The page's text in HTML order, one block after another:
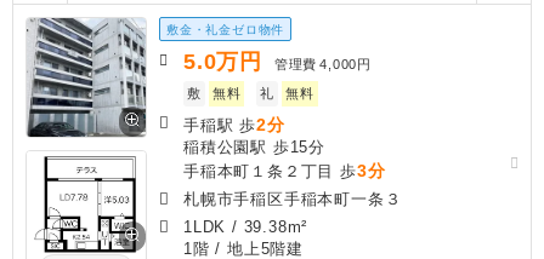
敷金・礼金ゼロ物件
5.0万円 管理費 4,000円
敷
無料 礼 無料
手稲駅 歩2分
稲積公園駅 歩15分
手稲本町１条２丁目 歩3分
札幌市手稲区手稲本町一条３
1LDK / 39.38m²
1階 / 地上5階建